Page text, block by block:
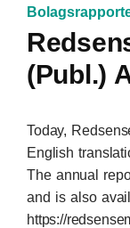
(Publ.)
Today,
English
The annual
and is also
https://